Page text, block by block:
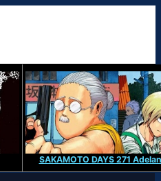
SAKAMOTO DAYS 271